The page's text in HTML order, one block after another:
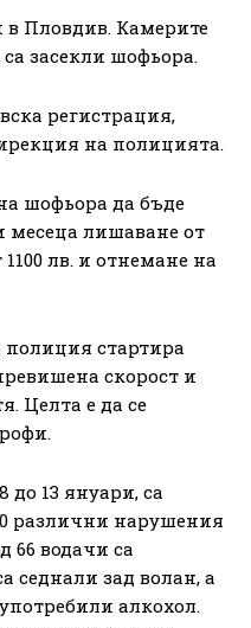
в Пловдив. Камерите
засекли шофьора.
регистрация,
на полицията.
шофьора да бъде
месеца лишаване от
лв. и отнемане на
стартира
скорост и
Целта е да се
до 13 януари, са
различни нарушения
66 водачи са
седнали зад волан, а
алкохол.